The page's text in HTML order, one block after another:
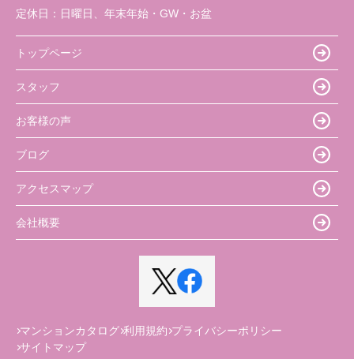
定休日： 日曜日、年末年始・GW・お盆
トップページ
スタッフ
お客様の声
ブログ
アクセスマップ
会社概要
マンションカタログ 利用規約 プライバシーポリシー
サイトマップ